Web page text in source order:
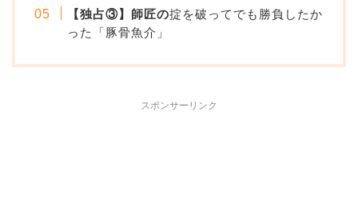
【独占③】師匠の掟を破ってでも勝負したか
った「豚骨魚介」
スポンサーリンク